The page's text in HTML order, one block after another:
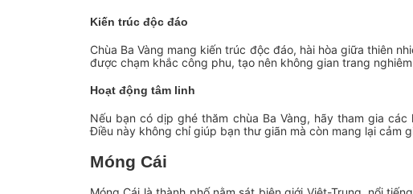
Kiến trúc độc đáo
Chùa Ba Vàng mang kiến trúc độc đáo, hài hòa giữa thiên
được chạm khắc công phu, tạo nên không gian trang
Hoạt động tâm linh
Nếu bạn có dịp ghé thăm chùa Ba Vàng, hãy tham gia
Điều này không chỉ giúp bạn thư giãn mà còn mang lại cảm
Móng Cái